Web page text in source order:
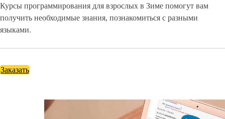
Курсы программирования для взрослых в Зиме помогут вам
получить необходимые знания, познакомиться с разными
языками.
Заказать